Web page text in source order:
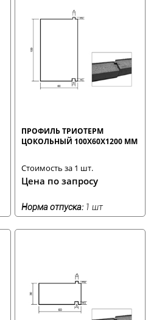
ПРОФИЛЬ ТРИОТЕРМ
ЦОКОЛЬНЫЙ 100Х60Х1200 ММ
Стоимость за 1 шт.
Цена по запросу
Норма отпуска: 1 шт